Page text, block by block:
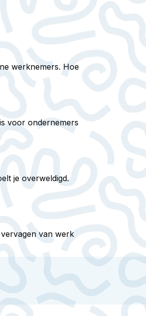
werknemers. Hoe
voor ondernemers
je overweldigd.
van werk